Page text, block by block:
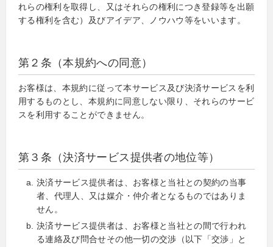
れらの権利を取得し、又はそれらの権利につき登録等を出願
する権利を含む）及びアイデア、ノウハウ等をいいます。
第２条（本規約への同意）
お客様は、本規約に従って本サービス及び決済サービスを利
用するものとし、本規約に同意しない限り、それらのサービ
スを利用することができません。
第３条（決済サービス提供者の地位等）
決済サービス提供者は、お客様と当社との契約の当事
者、代理人、又は媒介・仲介者となるものではありま
せん。
決済サービス提供者は、お客様と当社との間で行われ
る連絡及び問合せその他一切の交渉（以下「交渉」と